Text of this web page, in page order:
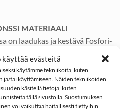
käyttää evästeitä
käytämme tekniikoita, kuten
ja/tai käyttämiseen. Näiden tekniikoiden
käsitellä tietoja, kuten
tällä sivustolla. Suostumuksen
voi vaikuttaa haitallisesti tiettyihin
MATERIAALI
on laadukas ja kestävä Fosfori-
Materiaalin ominaisuuksiin
antistaattisuus ja ei ruostuva.
piipun Vickers kovuutta
piippua.